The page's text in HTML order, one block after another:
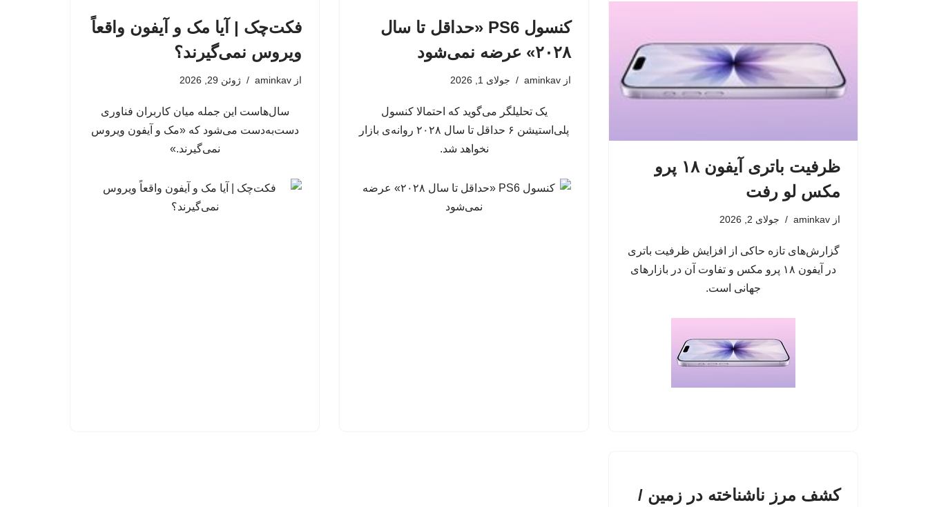
ظرفیت باتری آیفون ۱۸ پرو
مکس لو رفت
از aminkav جولای 2, 2026
گزارش‌های تازه حاکی از افزایش ظرفیت باتری
در آیفون ۱۸ پرو مکس و تفاوت آن در بازارهای
جهانی است.
کنسول PS6 «حداقل تا سال
۲۰۲۸» عرضه نمی‌شود
از aminkav جولای 1, 2026
یک تحلیلگر می‌گوید که احتمالا کنسول
پلی‌استیشن ۶ حداقل تا سال ۲۰۲۸ روانه‌ی بازار
نخواهد شد.
فکت‌چک | آیا مک و آیفون واقعاً
ویروس نمی‌گیرند؟
از aminkav ژوئن 29, 2026
سال‌هاست این جمله میان کاربران فناوری
دست‌به‌دست می‌شود که «مک و آیفون ویروس
نمی‌گیرند.»
کشف مرز ناشناخته در زمین /